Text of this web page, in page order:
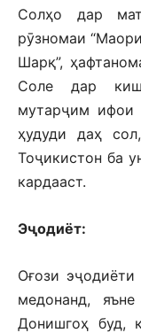
Солҳо дар
рӯзномаи
Шарқ”,
Соле дар
мутарҷим ифои
ҳудуди даҳ
Тоҷикистон ба
кардааст.
Эҷодиёт:
Оғози
медонанд,
Донишгоҳ буд,